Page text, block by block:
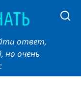
ответ,
но очень